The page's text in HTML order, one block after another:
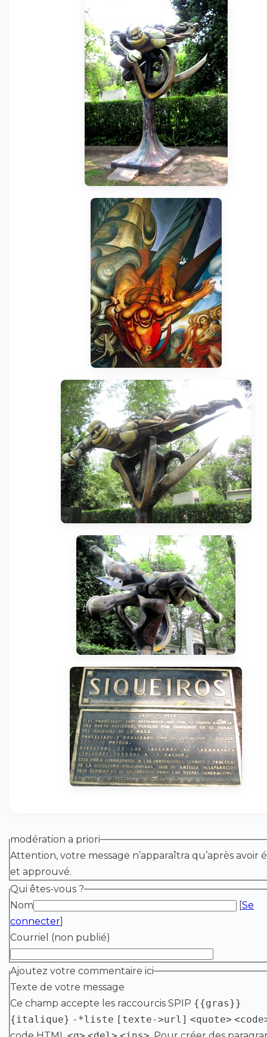
modération a priori
Attention, votre message n’apparaîtra qu’après avoir
et approuvé.
Qui êtes-vous ?
Nom
[Se
connecter]
Courriel (non publié)
Ajoutez votre commentaire ici
Texte de votre message
Ce champ accepte les raccourcis SPIP {{gras}}
{italique} -*liste [texte->url] <quote>